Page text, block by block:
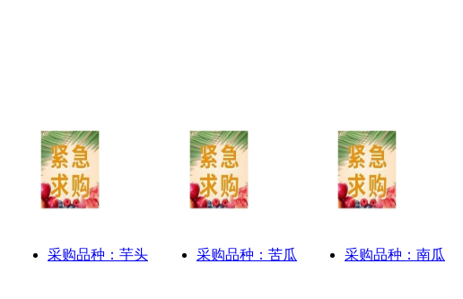
采购品种：芋头 采购品种：苦瓜 采购品种：南瓜